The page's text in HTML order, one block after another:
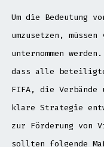
Um die Bedeutung
umzusetzen,
unternommen
dass alle
FIFA, die
klare Strategie
zur Förderung von
sollten folgende